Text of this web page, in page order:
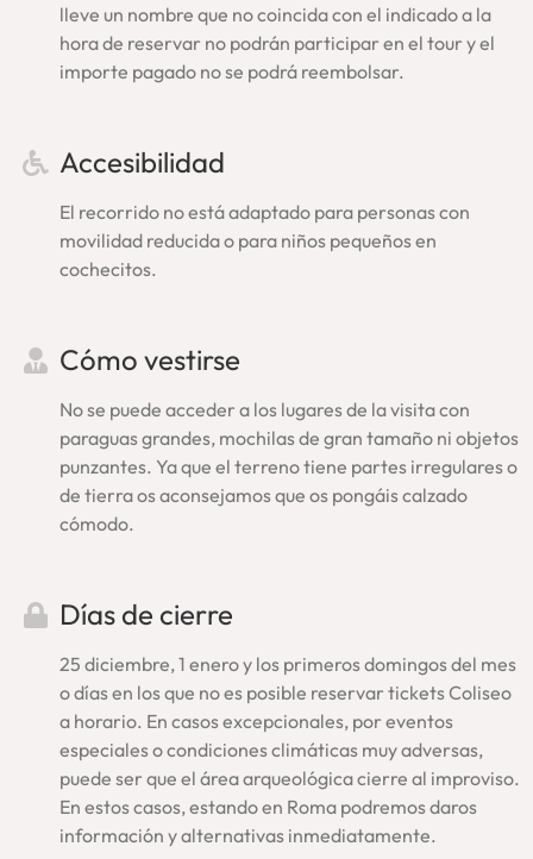
Nuestro tour en el Coliseo Romano te hará revivir los ‘juegos’
que tenían lugar en esta maravilla del mundo antiguo: el
Anfiteatro Flavio.
Coliseo y Foro Romano:
Tras la reserva y pago recibirás inmediatamente la
confirmación del tour. A continuación, sin tener que esperar,
te enviaremos también el voucher con todos los detalles:
por favor, revisa tu carpeta de ‘correo no deseado’ o
visita guiada Coliseo Roma, una experiencia amena,
completa, especial.
Ahorra y enriquece tu
Visita Roma por completo
Vaticano y Coliseo . Podrás hacer ambas visitas en días
distintos para tu mayor comodidad. Se trata de una oferta
especialcon entradas incluidas en los Museos Vaticanos, el
Coliseo, el Foro Romano y el Palatino. Los tours se realizan,
además, en grupos reducidos y con una guía especializada
en español. Calidad sin intermediarios y cancelación
gratuita.
lleve un nombre que no coincida con el indicado a la
hora de reservar no podrán participar en el tour y el
importe pagado no se podrá reembolsar.
Accesibilidad
El recorrido no está adaptado para personas con
movilidad reducida o para niños pequeños en
cochecitos.
Cómo vestirse
No se puede acceder a los lugares de la visita con
paraguas grandes, mochilas de gran tamaño ni objetos
punzantes. Ya que el terreno tiene partes irregulares o
de tierra os aconsejamos que os pongáis calzado
cómodo.
Días de cierre
25 diciembre, 1 enero y los primeros domingos del mes
o días en los que no es posible reservar tickets Coliseo
a horario. En casos excepcionales, por eventos
especiales o condiciones climáticas muy adversas,
puede ser que el área arqueológica cierre al improviso.
En estos casos, estando en Roma podremos daros
información y alternativas inmediatamente.